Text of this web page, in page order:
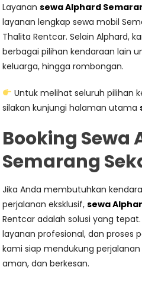
Layanansewa Alphard
layanan lengkap sewa mobil
Thalita Rentcar. Selain Alphard,
berbagai pilihan kendaraan lain
keluarga, hingga rombongan.
Untuk melihat seluruh pilihan
silakan kunjungi halaman utama
Booking Sewa
Semarang
Jika Anda membutuhkan
perjalanan eksklusif,sewa
Rentcar adalah solusi yang
layanan profesional, dan proses
kami siap mendukung
aman, dan berkesan.